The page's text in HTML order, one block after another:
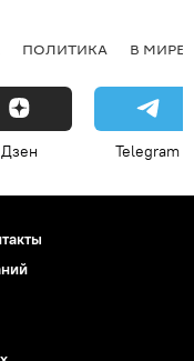
ПОЛИТИКА В МИРЕ
Дзен Telegram